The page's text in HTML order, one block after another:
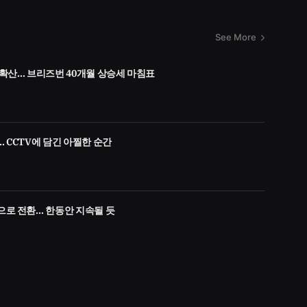
See More
산… 브리즈번 40개월 상승세 마침표
CCTV에 담긴 아찔한 순간
로 전환… 한동안 지속될 듯